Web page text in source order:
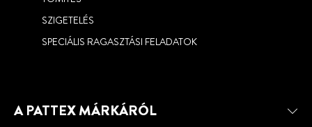
RAGASZTÓVAL
RAGASZTÓ SEGÍTSÉGÉVEL
SZIGETELÉS
SPECIÁLIS RAGASZTÁSI FELADATOK
A PATTEX MÁRKÁRÓL